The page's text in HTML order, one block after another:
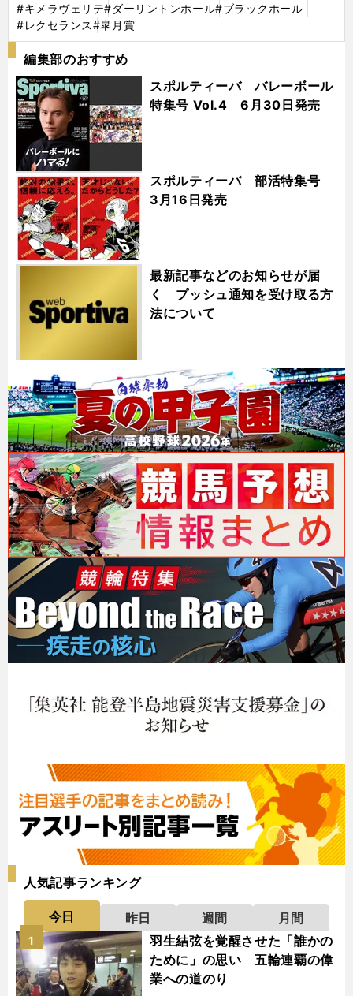
#キメラヴェリテ#ダーリントンホール#ブラックホール
#レクセランス#皐月賞
編集部のおすすめ
スポルティーバ バレーボール
特集号 Vol.4 6月30日発売
スポルティーバ 部活特集号
3月16日発売
最新記事などのお知らせが届
く プッシュ通知を受け取る方
法について
人気記事ランキング
今日 昨日 週間
月間
羽生結弦を覚醒させた「誰かの
ために」の思い 五輪連覇の偉
業への道のり
1